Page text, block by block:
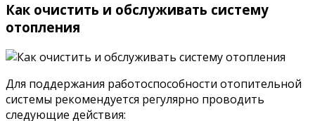
Как очистить и обслуживать систему
отопления
Для поддержания работоспособности отопительной
системы рекомендуется регулярно проводить
следующие действия: